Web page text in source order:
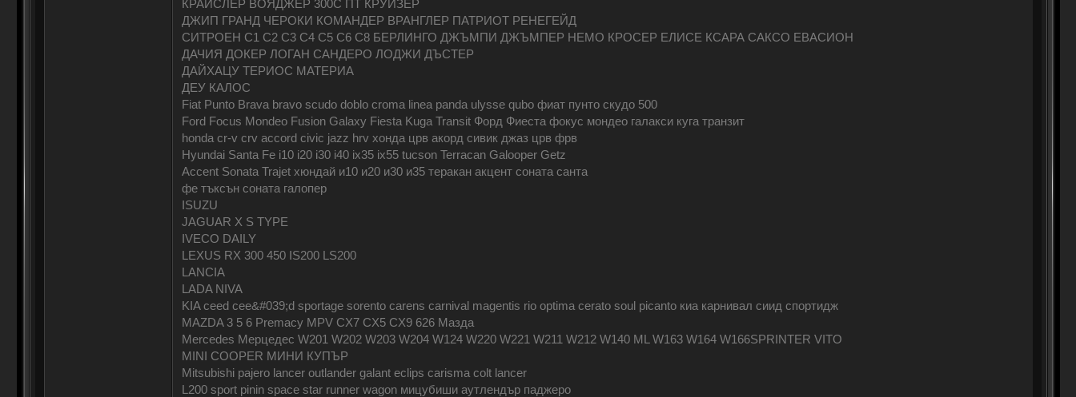
КРАЙСЛЕР ВОЯДЖЕР 300С ПТ КРУИЗЕР
ДЖИП ГРАНД ЧЕРОКИ КОМАНДЕР ВРАНГЛЕР ПАТРИОТ РЕНЕГЕЙД
СИТРОЕН С1 С2 С3 С4 С5 С6 С8 БЕРЛИНГО ДЖЪМПИ ДЖЪМПЕР НЕМО КРОСЕР ЕЛИСЕ КСАРА САКСО ЕВАСИОН
ДАЧИЯ ДОКЕР ЛОГАН САНДЕРО ЛОДЖИ ДЪСТЕР
ДАЙХАЦУ ТЕРИОС МАТЕРИА
ДЕУ КАЛОС
Fiat Punto Brava bravo scudo doblo croma linea panda ulysse qubo фиат пунто скудо 500
Ford Focus Mondeo Fusion Galaxy Fiesta Kuga Transit Форд Фиеста фокус мондео галакси куга транзит
honda cr-v crv accord civic jazz hrv хонда црв акорд сивик джаз црв фрв
Hyundai Santa Fe i10 i20 i30 i40 ix35 ix55 tucson Terracan Galooper Getz
Accent Sonata Trajet хюндай и10 и20 и30 и35 теракан акцент соната санта
фе тъксън соната галопер
ISUZU
JAGUAR X S TYPE
IVECO DAILY
LEXUS RX 300 450 IS200 LS200
LANCIA
LADA NIVA
KIA ceed cee&#039;d sportage sorento carens carnival magentis rio optima cerato soul picanto киа карнивал сиид спортидж
MAZDA 3 5 6 Premacy MPV CX7 CX5 CX9 626 Мазда
Mercedes Мерцедес W201 W202 W203 W204 W124 W220 W221 W211 W212 W140 ML W163 W164 W166SPRINTER VITO
MINI COOPER МИНИ КУПЪР
Mitsubishi pajero lancer outlander galant eclips carisma colt lancer
L200 sport pinin space star runner wagon мицубиши аутлендър паджеро